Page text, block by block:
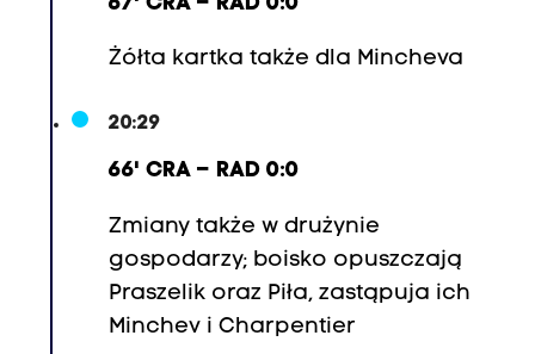
Żółta kartka także dla Mincheva
20:29
66' CRA – RAD 0:0
Zmiany także w drużynie
gospodarzy; boisko opuszczają
Praszelik oraz Piła, zastąpuja ich
Minchev i Charpentier